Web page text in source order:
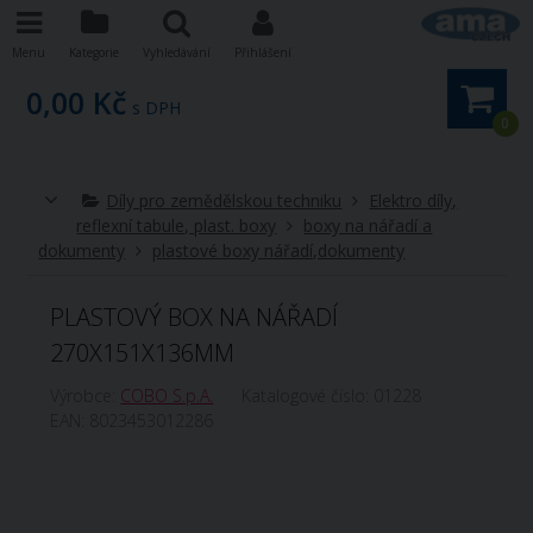
0
0,00 Kč s DPH
Díly pro zemědělskou techniku
Elektro díly,
reflexní tabule, plast. boxy
boxy na nářadí a
dokumenty
plastové boxy nářadí,dokumenty
PLASTOVÝ BOX NA NÁŘADÍ
270X151X136MM
COBO S.p.A.
Menu Kategorie Vyhledávání Přihlášení